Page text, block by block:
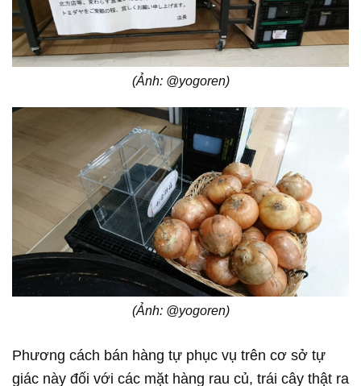
(Ảnh: @yogoren)
(Ảnh: @yogoren)
Phương cách bán hàng tự phục vụ trên cơ sở tự
giác này đối với các mặt hàng rau củ, trái cây thật ra